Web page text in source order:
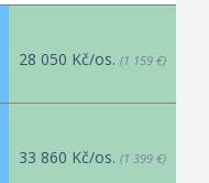
28 050 Kč/os. (1 159 €)
33 860 Kč/os. (1 399 €)